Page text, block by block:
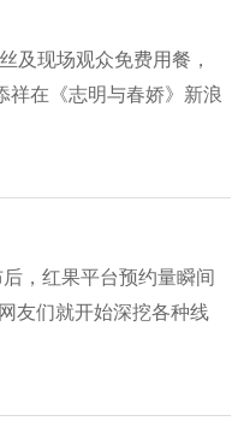
及现场观众免费用餐，
祥在《志明与春娇》新浪
，红果平台预约量瞬间
友们就开始深挖各种线